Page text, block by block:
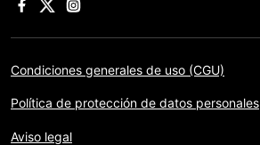
Condiciones generales de uso (CGU)
Política de protección de datos personales
Aviso legal